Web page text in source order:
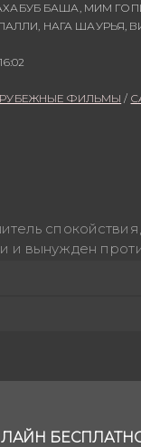
БАША, МИМ
НАГА ШАУРЬЯ,
ФИЛЬМЫ /
и вынужден